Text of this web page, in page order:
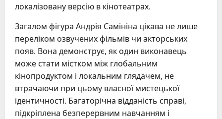
локалізовану версію в кінотеатрах.
Загалом фігура Андрія Самініна цікава не лише
переліком озвучених фільмів чи акторських
появ. Вона демонструє, як один виконавець
може стати містком між глобальним
кінопродуктом і локальним глядачем, не
втрачаючи при цьому власної мистецької
ідентичності. Багаторічна відданість справі,
підкріплена безперервним навчанням і